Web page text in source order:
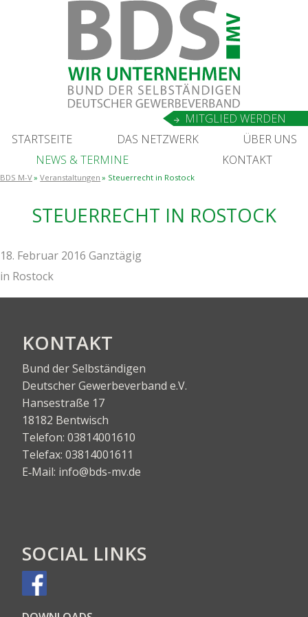
START­SEI­TE DAS NETZ­WERK
ÜBER UNS
NEWS &TERMINE KON­TAKT
MIT­GLIED WERDEN
BDS M-V Veranstaltungen Steu­er­recht in Rostock
STEU­ER­RECHT IN ROSTOCK
18. Februar 2016 Ganztägig
in Rostock
KON­TAKT
Bund der Selbständigen
Deut­scher Gewer­be­ver­band e.V.
Han­se­stra­ße 17
18182 Bentwisch
Tele­fon: 03814001610
Tele­fax: 03814001611
E‑Mail: info@bds-mv.de
SOCIAL LINKS